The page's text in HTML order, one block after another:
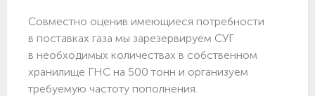
Совместно оценив имеющиеся потребности
в поставках газа мы зарезервируем СУГ
в необходимых количествах в собственном
хранилище ГНС на 500 тонн и организуем
требуемую частоту пополнения.